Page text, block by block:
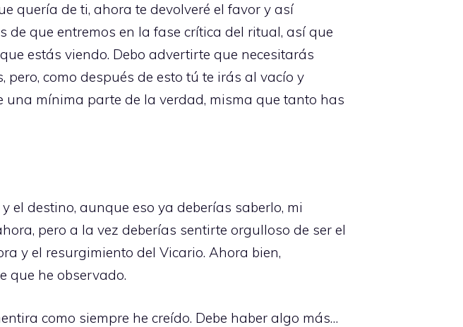
quería de ti, ahora te devolveré el favor y así
que entremos en la fase crítica del ritual, así que
estás viendo. Debo advertirte que necesitarás
como después de esto tú te irás al vacío y
mínima parte de la verdad, misma que tanto has
el destino, aunque eso ya deberías saberlo, mi
pero a la vez deberías sentirte orgulloso de ser el
y el resurgimiento del Vicario. Ahora bien,
que he observado.
como siempre he creído. Debe haber algo más…